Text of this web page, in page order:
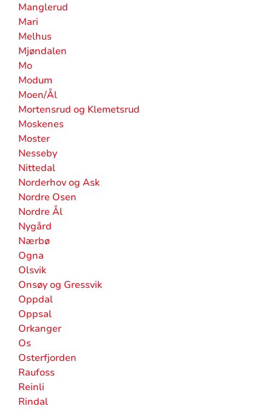
Manglerud
Mari
Melhus
Mjøndalen
Mo
Modum
Moen/Ål
Mortensrud og Klemetsrud
Moskenes
Moster
Nesseby
Nittedal
Norderhov og Ask
Nordre Osen
Nordre Ål
Nygård
Nærbø
Ogna
Olsvik
Onsøy og Gressvik
Oppdal
Oppsal
Orkanger
Os
Osterfjorden
Raufoss
Reinli
Rindal